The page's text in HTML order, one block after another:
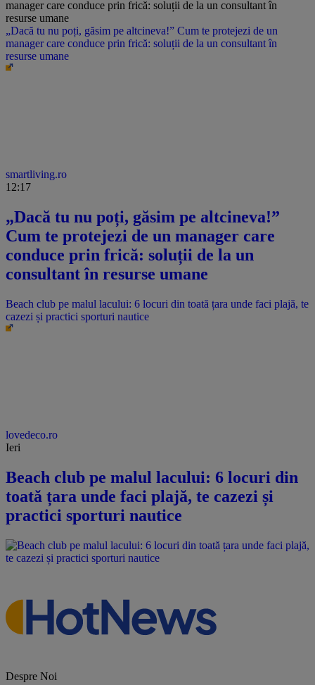
„Dacă tu nu poți, găsim pe altcineva!” Cum te protejezi de un
manager care conduce prin frică: soluții de la un consultant în
resurse umane
smartliving.ro
12:17
„Dacă tu nu poți, găsim pe altcineva!”
Cum te protejezi de un manager care
conduce prin frică: soluții de la un
consultant în resurse umane
Beach club pe malul lacului: 6 locuri din toată țara unde faci plajă, te
cazezi și practici sporturi nautice
lovedeco.ro
Ieri
Beach club pe malul lacului: 6 locuri din
toată țara unde faci plajă, te cazezi și
practici sporturi nautice
Despre Noi